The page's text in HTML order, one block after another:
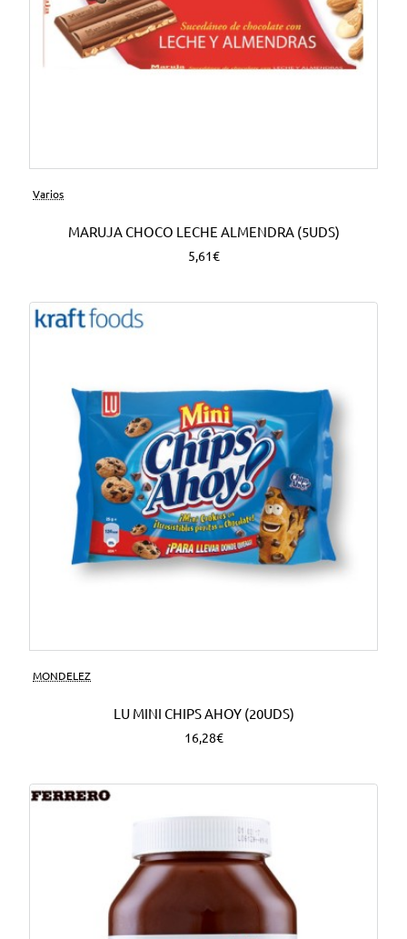
Varios
MARUJA CHOCO LECHE ALMENDRA (5UDS)
5,61€
MONDELEZ
LU MINI CHIPS AHOY (20UDS)
16,28€